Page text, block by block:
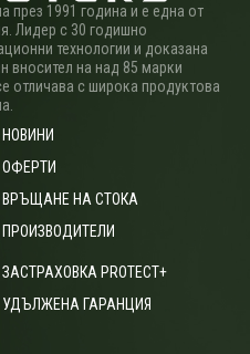
през 1991 година и е една от
Лидер с 30 годишно
технологии и доказана
вносител на над 85 марки
отличава с широка продуктова
НОВИНИ
ОФЕРТИ
ВРЪЩАНЕ НА СТОКА
ПРОИЗВОДИТЕЛИ
ЗАСТРАХОВКА PROTECT+
УДЪЛЖЕНА ГАРАНЦИЯ